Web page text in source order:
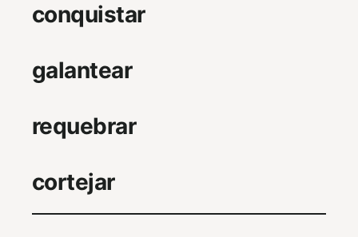
conquistar
galantear
requebrar
cortejar